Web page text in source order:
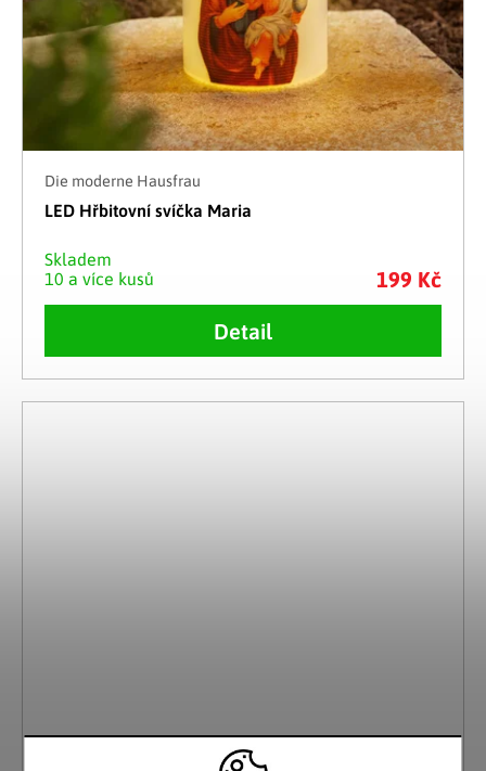
Die moderne Hausfrau
LED Hřbitovní svíčka Maria
Skladem
10 a více kusů
199 Kč
Detail